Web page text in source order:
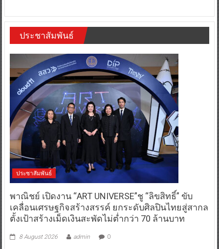
ประชาสัมพันธ์
ประชาสัมพันธ์
พาณิชย์ เปิดงาน “ART UNIVERSE”ชู “ลิขสิทธิ์” ขับ
เคลื่อนเศรษฐกิจสร้างสรรค์ ยกระดับศิลปินไทยสู่สากล
ตั้งเป้าสร้างเม็ดเงินสะพัดไม่ต่ำกว่า 70 ล้านบาท
8 August 2026 admin 0